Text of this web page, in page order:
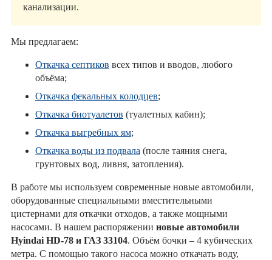
канализации.
Мы предлагаем:
Откачка септиков всех типов и вводов, любого
объёма;
Откачка фекальных колодцев;
Откачка биотуалетов (туалетных кабин);
Откачка выгребных ям;
Откачка воды из подвала (после таяния снега,
грунтовых вод, ливня, затопления).
В работе мы используем современные новые автомобили,
оборудованные специальными вместительными
цистернами для откачки отходов, а также мощными
насосами. В нашем распоряжении новые автомобили
Hyindai HD-78 и ГАЗ 33104. Объём бочки – 4 кубических
метра. С помощью такого насоса можно откачать воду,